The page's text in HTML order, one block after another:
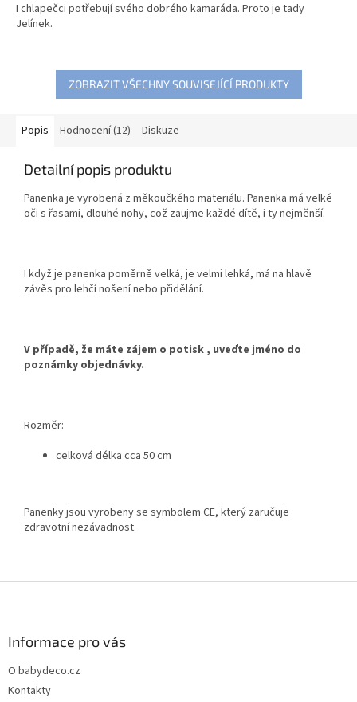
z
5
I chlapečci potřebují svého dobrého kamaráda. Proto je tady
Jelínek.
ZOBRAZIT VŠECHNY SOUVISEJÍCÍ PRODUKTY
Popis Hodnocení (12) Diskuze
Detailní popis produktu
Panenka je vyrobená z měkoučkého materiálu. Panenka má velké
oči s řasami, dlouhé nohy, což zaujme každé dítě, i ty nejměnší.
I když je panenka poměrně velká, je velmi lehká, má na hlavě
závěs pro lehčí nošení nebo přidělání.
V případě, že máte zájem o potisk , uveďte jméno do
poznámky objednávky.
Rozměr:
celková délka cca 50 cm
Panenky jsou vyrobeny se symbolem CE, který zaručuje
zdravotní nezávadnost.
Informace pro vás
O babydeco.cz
Kontakty